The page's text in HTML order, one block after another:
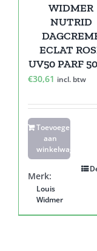
WIDMER
NUTRID
ECLAT
UV50 PARF
€30,61 incl. btw
Toevoegen
aan
winkelwagen
Merk:
Louis
Widmer